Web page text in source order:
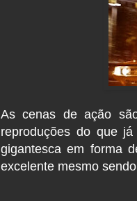
As cenas de ação
reproduções do que
gigantesca em forma
excelente mesmo